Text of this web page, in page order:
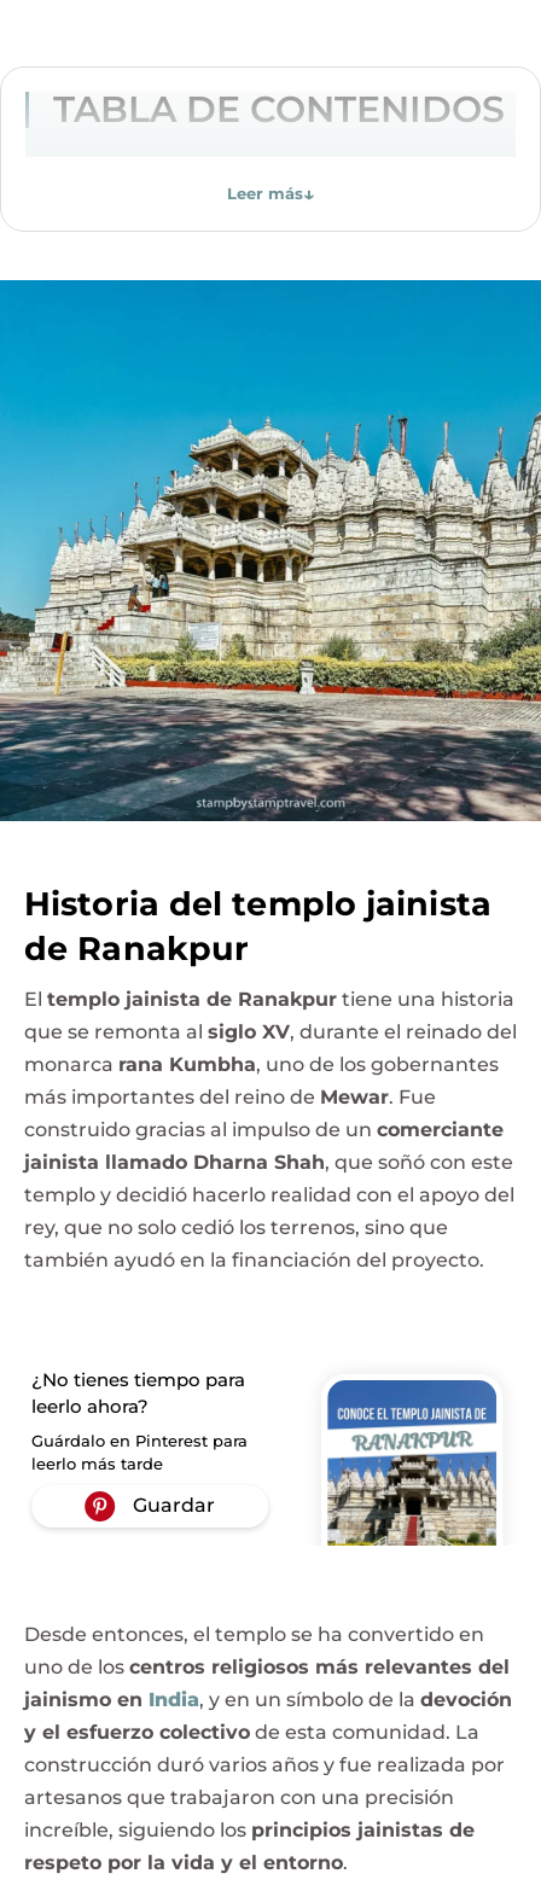
TABLA DE CONTENIDOS
Leer más↓
Historia del templo jainista
de Ranakpur
El templo jainista de Ranakpur tiene una historia
que se remonta al siglo XV, durante el reinado del
monarca rana Kumbha, uno de los gobernantes
más importantes del reino de Mewar. Fue
construido gracias al impulso de un comerciante
jainista llamado Dharna Shah, que soñó con este
templo y decidió hacerlo realidad con el apoyo del
rey, que no solo cedió los terrenos, sino que
también ayudó en la financiación del proyecto.
¿No tienes tiempo para
leerlo ahora?
Guárdalo en Pinterest para
leerlo más tarde
Desde entonces, el templo se ha convertido en
uno de los centros religiosos más relevantes del
jainismo en India, y en un símbolo de la devoción
y el esfuerzo colectivo de esta comunidad. La
construcción duró varios años y fue realizada por
artesanos que trabajaron con una precisión
increíble, siguiendo los principios jainistas de
respeto por la vida y el entorno.